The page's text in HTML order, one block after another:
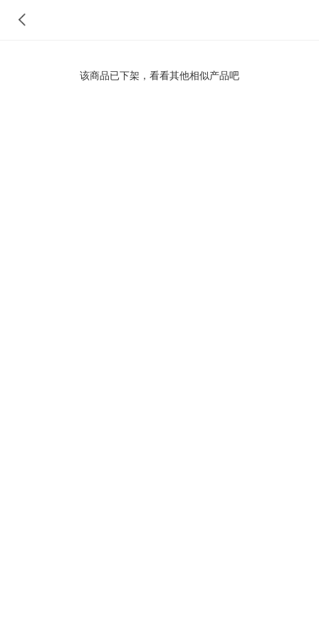
该商品已下架，看看其他相似产品吧